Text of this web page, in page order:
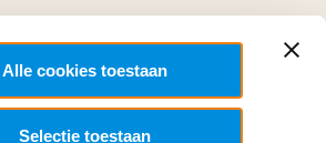
Alle cookies toestaan
Selectie toestaan